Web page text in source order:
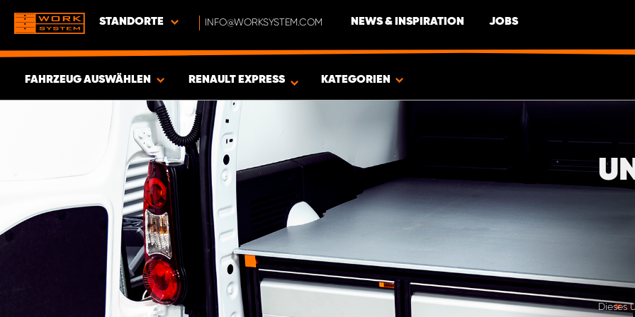
STANDORTE INFO@WORKSYSTEM.COM NEWS & INSPIRATION JOBS
FAHRZEUG AUSWÄHLEN
ERGEBNISSE ANZEIGEN -355
ARTIKEL
RENAULT EXPRESS KATEGORIEN
Dieses